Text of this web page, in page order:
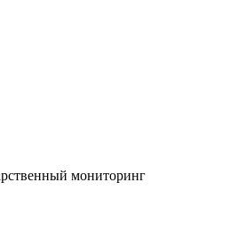
мониторинг